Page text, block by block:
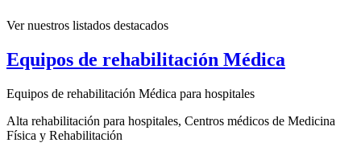
Ver nuestros listados destacados
Equipos de rehabilitación Médica
Equipos de rehabilitación Médica para hospitales
Alta rehabilitación para hospitales, Centros médicos de Medicina
Física y Rehabilitación